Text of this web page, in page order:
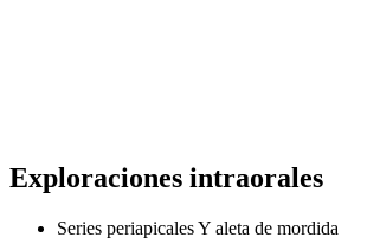
Exploraciones intraorales
Series periapicales Y aleta de mordida